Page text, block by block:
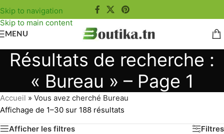
Skip to navigation
Skip to main content
MENU
Résultats de recherche :
« Bureau » – Page 1
Accueil » Vous avez cherché Bureau
Affichage de 1–30 sur 188 résultats
Afficher les filtres
Filtres